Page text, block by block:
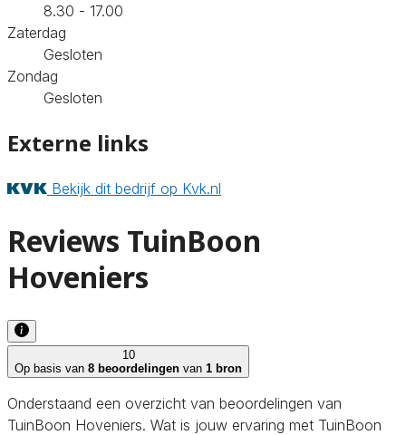
8.30 - 17.00
Zaterdag
Gesloten
Zondag
Gesloten
Externe links
Bekijk dit bedrijf op Kvk.nl
Reviews TuinBoon
Hoveniers
10
Op basis van 8 beoordelingen van 1 bron
Onderstaand een overzicht van beoordelingen van
TuinBoon Hoveniers. Wat is jouw ervaring met TuinBoon